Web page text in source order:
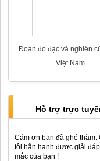
Đoàn đo đạc và nghiên
Việt Nam
Hỗ trợ trực
Cám ơn bạn đã ghé thăm.
tôi hân hạnh được giải
mắc của bạn !